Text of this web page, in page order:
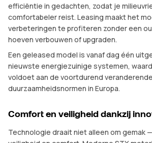
efficiëntie in gedachten, zodat je
comfortabeler reist. Leasing maakt het
verbeteringen te profiteren zonder een
hoeven verbouwen of upgraden.
Een geleased model is vanaf dag één
nieuwste energiezuinige systemen,
voldoet aan de voortdurend veranderende
duurzaamheidsnormen in Europa.
Comfort en veiligheid dankzij
Technologie draait niet alleen om gemak